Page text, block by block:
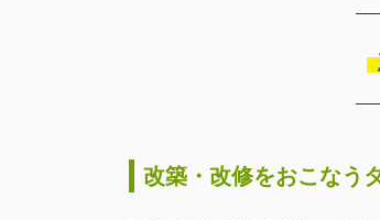
改築・改修をおこなう